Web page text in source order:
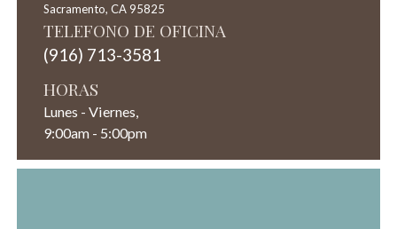
Sacramento, CA 95825
TELEFONO DE OFICINA
(916) 713-3581
HORAS
Lunes - Viernes,
9:00am - 5:00pm